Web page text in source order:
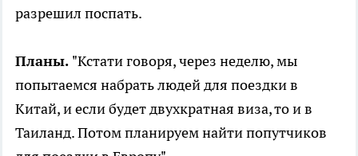
разрешил поспать.
Планы. "Кстати говоря, через неделю, мы
попытаемся набрать людей для поездки в
Китай, и если будет двухкратная виза, то и в
Таиланд. Потом планируем найти попутчиков